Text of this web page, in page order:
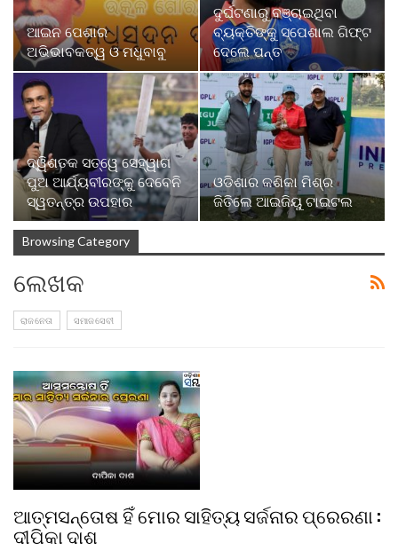
ଆଇନ ପେଶାର
ଅଭିଭାବକତ୍ୱ ଓ ମଧୁବାବୁ
ଦୁର୍ଘଟଣାରୁ ବଞ୍ଚାଇଥିବା
ବ୍ୟକ୍ତିଙ୍କୁ ସ୍ପେଶାଲ ଗିଫ୍ଟ
ଦେଲେ ପନ୍ତ
ଦ୍ୱିଶତକ ସତ୍ୱେ ସେହ୍ୱାଗ
ପୁଅ ଆର୍ଯ୍ୟବୀରଙ୍କୁ ଦେବେନି
ସ୍ୱତନ୍ତ୍ର ଉପହାର
ଓଡିଶାର କଶିକା ମିଶ୍ର
ଜିତିଲେ ଆଇଜିୟୁ ଟାଇଟଲ
Browsing Category
ଲେଖକ
ରାଜନେତା ସମାଜସେବୀ
ଆତ୍ମସନ୍ତୋଷ ହିଁ ମୋର ସାହିତ୍ୟ ସର୍ଜନାର ପ୍ରେରଣା :
ଦୀପିକା ଦାଶ